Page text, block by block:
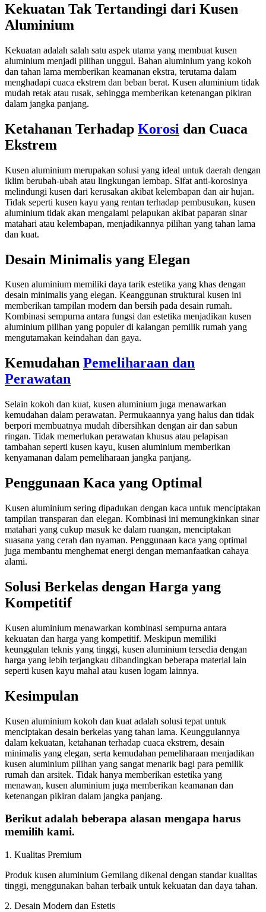
Kekuatan Tak Tertandingi dari Kusen
Aluminium
Kekuatan adalah salah satu aspek utama yang membuat kusen
aluminium menjadi pilihan unggul. Bahan aluminium yang kokoh
dan tahan lama memberikan keamanan ekstra, terutama dalam
menghadapi cuaca ekstrem dan beban berat. Kusen aluminium tidak
mudah retak atau rusak, sehingga memberikan ketenangan pikiran
dalam jangka panjang.
Ketahanan Terhadap Korosi dan Cuaca
Ekstrem
Kusen aluminium merupakan solusi yang ideal untuk daerah dengan
iklim berubah-ubah atau lingkungan lembap. Sifat anti-korosinya
melindungi kusen dari kerusakan akibat kelembapan dan air hujan.
Tidak seperti kusen kayu yang rentan terhadap pembusukan, kusen
aluminium tidak akan mengalami pelapukan akibat paparan sinar
matahari atau kelembapan, menjadikannya pilihan yang tahan lama
dan kuat.
Desain Minimalis yang Elegan
Kusen aluminium memiliki daya tarik estetika yang khas dengan
desain minimalis yang elegan. Keanggunan struktural kusen ini
memberikan tampilan modern dan bersih pada desain rumah.
Kombinasi sempurna antara fungsi dan estetika menjadikan kusen
aluminium pilihan yang populer di kalangan pemilik rumah yang
mengutamakan keindahan dan gaya.
Kemudahan Pemeliharaan dan
Perawatan
Selain kokoh dan kuat, kusen aluminium juga menawarkan
kemudahan dalam perawatan. Permukaannya yang halus dan tidak
berpori membuatnya mudah dibersihkan dengan air dan sabun
ringan. Tidak memerlukan perawatan khusus atau pelapisan
tambahan seperti kusen kayu, kusen aluminium memberikan
kenyamanan dalam pemeliharaan jangka panjang.
Penggunaan Kaca yang Optimal
Kusen aluminium sering dipadukan dengan kaca untuk menciptakan
tampilan transparan dan elegan. Kombinasi ini memungkinkan sinar
matahari yang cukup masuk ke dalam ruangan, menciptakan
suasana yang cerah dan nyaman. Penggunaan kaca yang optimal
juga membantu menghemat energi dengan memanfaatkan cahaya
alami.
Solusi Berkelas dengan Harga yang
Kompetitif
Kusen aluminium menawarkan kombinasi sempurna antara
kekuatan dan harga yang kompetitif. Meskipun memiliki
keunggulan teknis yang tinggi, kusen aluminium tersedia dengan
harga yang lebih terjangkau dibandingkan beberapa material lain
seperti kusen kayu mahal atau kusen logam lainnya.
Kesimpulan
Kusen aluminium kokoh dan kuat adalah solusi tepat untuk
menciptakan desain berkelas yang tahan lama. Keunggulannya
dalam kekuatan, ketahanan terhadap cuaca ekstrem, desain
minimalis yang elegan, serta kemudahan pemeliharaan menjadikan
kusen aluminium pilihan yang sangat menarik bagi para pemilik
rumah dan arsitek. Tidak hanya memberikan estetika yang
menawan, kusen aluminium juga memberikan keamanan dan
ketenangan pikiran dalam jangka panjang.
Berikut adalah beberapa alasan mengapa harus
memilih kami.
1. Kualitas Premium
Produk kusen aluminium Gemilang dikenal dengan standar kualitas
tinggi, menggunakan bahan terbaik untuk kekuatan dan daya tahan.
2. Desain Modern dan Estetis